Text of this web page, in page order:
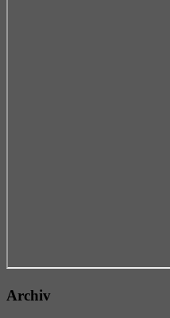
Archiv